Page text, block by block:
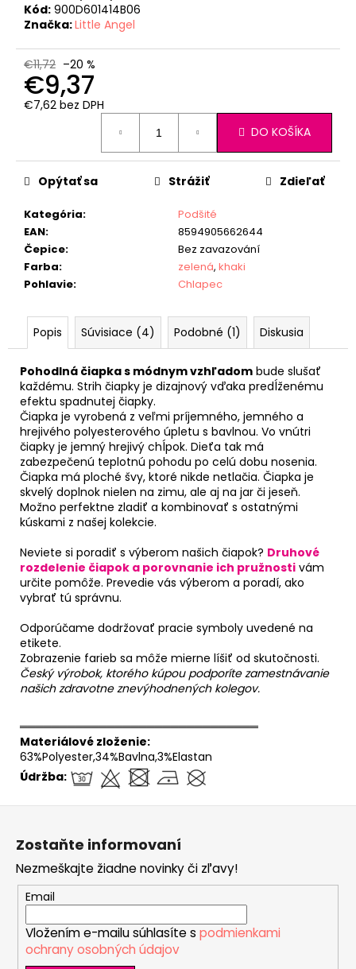
Kód: 900D601414B06
Značka:Little Angel
€11,72 –20 %
€9,37
€7,62 bez DPH
DO KOŠÍKA
Kategória:
Podšité
EAN:
8594905662644
Čepice:
Bez zavazování
Farba: zelená, khaki
Pohlavie: Chlapec
Opýtať sa Strážiť Zdieľať
Popis Súvisiace (4) Podobné (1) Diskusia
Pohodlná čiapka s módnym vzhľadom bude slušať
každému. Strih čiapky je dizajnový vďaka predĺženému
efektu spadnutej čiapky.
Čiapka je vyrobená z veľmi príjemného, jemného a
hrejivého polyesterového úpletu s bavlnou. Vo vnútri
čiapky je jemný hrejivý chĺpok. Dieťa tak má
zabezpečenú teplotnú pohodu po celú dobu nosenia.
Čiapka má ploché švy, ktoré nikde netlačia. Čiapka je
skvelý doplnok nielen na zimu, ale aj na jar či jeseň.
Možno perfektne zladiť a kombinovať s ostatnými
kúskami z našej kolekcie.
Neviete si poradiť s výberom našich čiapok? Druhové
rozdelenie čiapok a porovnanie ich pružnosti vám
určite pomôže. Prevedie vás výberom a poradí, ako
vybrať tú správnu.
Odporúčame dodržovať pracie symboly uvedené na
etikete.
Zobrazenie farieb sa môže mierne líšiť od skutočnosti.
Český výrobok, ktorého kúpou podporíte zamestnávanie
našich zdravotne znevýhodnených kolegov.
══════════════════════════════
Materiálové zloženie:
63%Polyester,34%Bavlna,3%Elastan
Údržba:
Zostaňte informovaní
Nezmeškajte žiadne novinky či zľavy!
Email
Vložením e-mailu súhlasíte s podmienkami
ochrany osobných údajov